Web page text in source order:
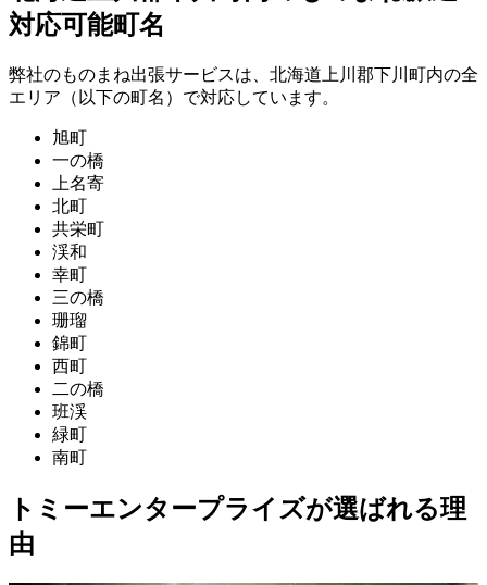
対応可能町名
弊社のものまね出張サービスは、北海道上川郡下川町内の全
エリア（以下の町名）で対応しています。
旭町
一の橋
上名寄
北町
共栄町
渓和
幸町
三の橋
珊瑠
錦町
西町
二の橋
班渓
緑町
南町
トミーエンタープライズが選ばれる理
由